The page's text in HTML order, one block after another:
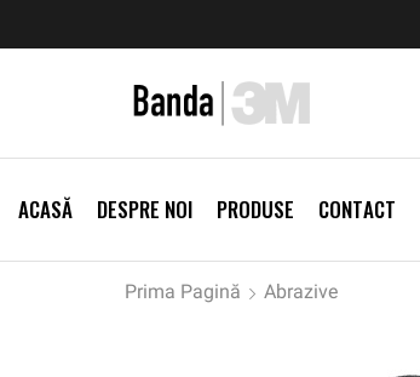
ACASĂ DESPRE NOI PRODUSE CONTACT
Prima Pagină Abrazive